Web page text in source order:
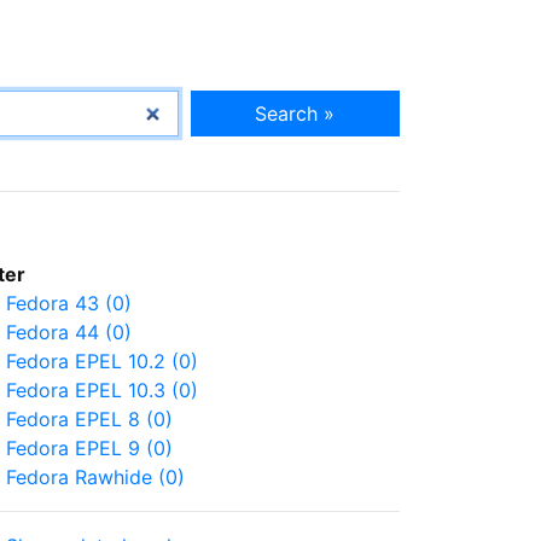
Search »
Fedora 43 (0)
Fedora 44 (0)
Fedora EPEL 10.2 (0)
Fedora EPEL 10.3 (0)
Fedora EPEL 8 (0)
Fedora EPEL 9 (0)
Fedora Rawhide (0)